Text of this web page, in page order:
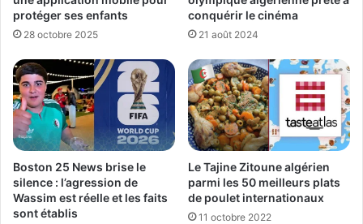
protéger ses enfants
28 octobre 2025
conquérir le cinéma
21 août 2024
Boston 25 News brise le
silence : l’agression de
Wassim est réelle et les faits
sont établis
Le Tajine Zitoune algérien
parmi les 50 meilleurs plats
de poulet internationaux
11 octobre 2022